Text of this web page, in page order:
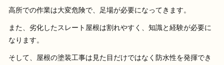
高所での作業は大変危険で、足場が必要になってきます。
また、劣化したスレート屋根は割れやすく、知識と経験が必要に
なります。
そして、屋根の塗装工事は見た目だけではなく防水性を発揮でき